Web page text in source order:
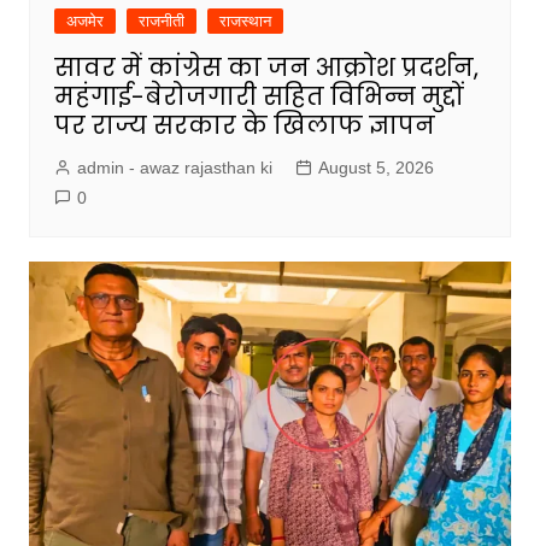
अजमेर राजनीती राजस्थान
सावर में कांग्रेस का जन आक्रोश प्रदर्शन,
महंगाई-बेरोजगारी सहित विभिन्न मुद्दों
पर राज्य सरकार के खिलाफ ज्ञापन
admin - awaz rajasthan ki
August 5, 2026
0